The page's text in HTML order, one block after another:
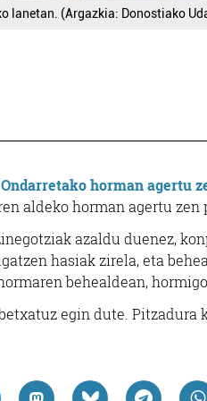
lanetan. (Argazkia: Donostiako
horman agertu
aldeko horman agertu zen
azaldu duenez,
hasiak zirela, eta
behealdean,
egin dute. Pitzadura